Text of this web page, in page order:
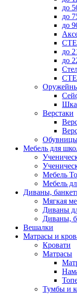
до
до
до
до
до
Верстаки
Мебель для
Мебель
Мебель
Диваны,
Мягкая
Диваны
Диваны,
Вешалки
Матрасы и
Кровати
Матрасы
Тумбы и